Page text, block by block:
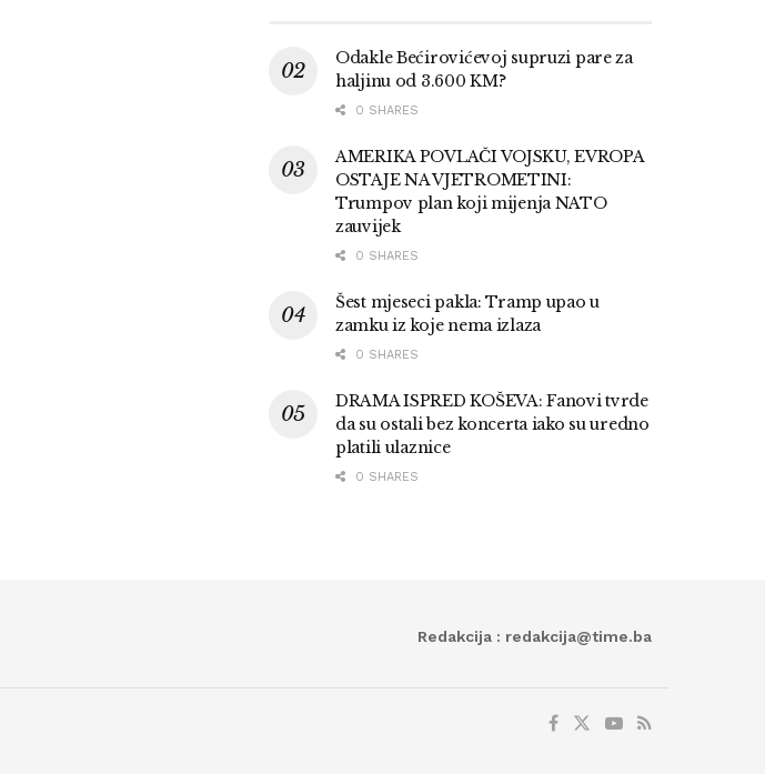
Odakle Bećirovićevoj supruzi pare za
haljinu od 3.600 KM?
0 SHARES
AMERIKA POVLAČI VOJSKU, EVROPA
OSTAJE NA VJETROMETINI:
Trumpov plan koji mijenja NATO
zauvijek
0 SHARES
Šest mjeseci pakla: Tramp upao u
zamku iz koje nema izlaza
0 SHARES
DRAMA ISPRED KOŠEVA: Fanovi tvrde
da su ostali bez koncerta iako su uredno
platili ulaznice
0 SHARES
Redakcija : redakcija@time.ba